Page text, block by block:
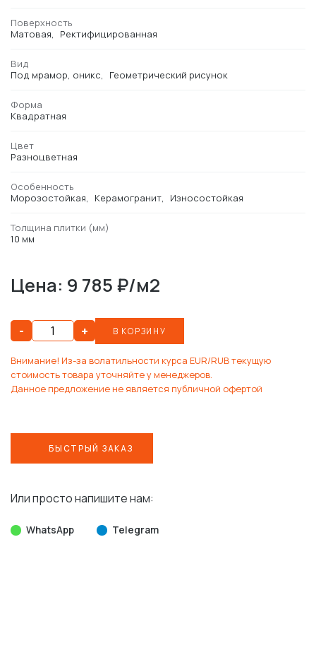
Поверхность
Матовая
Ректифицированная
Вид
Под мрамор, оникс
Геометрический рисунок
Форма
Квадратная
Цвет
Разноцветная
Особенность
Морозостойкая
Керамогранит Износостойкая
Толщина плитки (мм)
10 мм
Цена: 9 785 ₽/м2
- + В КОРЗИНУ
Внимание! Из-за волатильности курса EUR/RUB текущую
стоимость товара уточняйте у менеджеров.
Данное предложение не является публичной офертой
БЫСТРЫЙ ЗАКАЗ
Или просто напишите нам:
WhatsApp Telegram